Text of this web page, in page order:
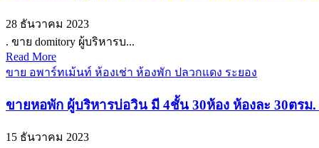
28 ธันวาคม 2023
. ขาย domitory ผู้บริหารบ...
Read More
ขาย อพาร์ทเม้นท์ ห้องเช่า ห้องพัก ปลวกแดง ระยอง
ขายหอพัก ผู้บริหารบ่อวิน มี 4ชั้น 30ห้อง ห้องละ 30ตร
15 ธันวาคม 2023